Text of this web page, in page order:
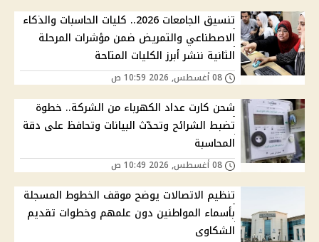
تنسيق الجامعات 2026.. كليات الحاسبات والذكاء
الاصطناعي والتمريض ضمن مؤشرات المرحلة
الثانية ننشر أبرز الكليات المتاحة
شحن كارت عداد الكهرباء من الشركة.. خطوة
تضبط الشرائح وتحدّث البيانات وتحافظ على دقة
المحاسبة
تنظيم الاتصالات يوضح موقف الخطوط المسجلة
بأسماء المواطنين دون علمهم وخطوات تقديم
الشكاوى